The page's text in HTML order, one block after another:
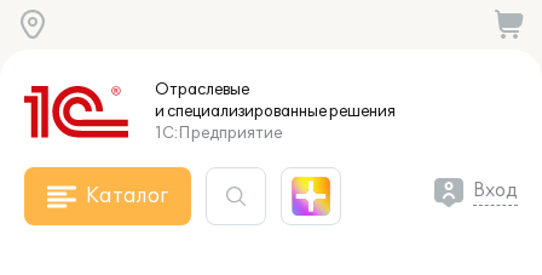
Отраслевые
и специализированныерешения
1С:Предприятие
Каталог Вход